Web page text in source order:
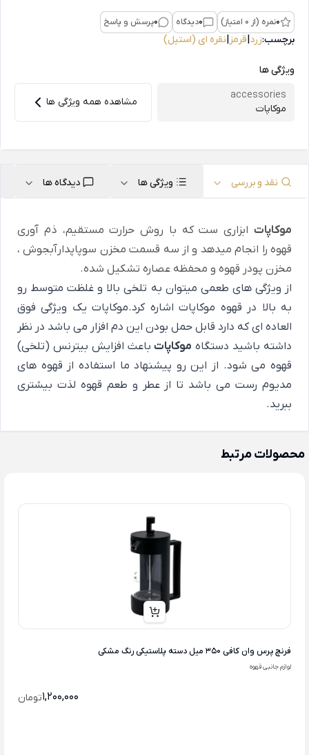
0نمره (از 0 امتیاز) 0دیدگاه 0پرسش و پاسخ
برچسب:زرد قرمز نقره ای (استیل)
ویژگی ها
accessories
موکاپات
مشاهده همه ویژگی ها
نقد و بررسی ویژگی ها دیدگاه ها
موکاپات ابزاری ست که با روش حرارت مستقیم، ذم آوری
قهوه را انجام میدهد و از سه قسمت مخزن سوپاپدارآبجوش ،
مخزن پودر قهوه و محفظه عصاره تشکیل شده.
از ویژگی های طعمی میتوان به تلخی بالا و غلظت متوسط رو
به بالا در قهوه موکاپات اشاره کرد.موکاپات یک ویژگی فوق
العاده ای که دارد قابل حمل بودن این دم افزار می باشد در نظر
داشته باشید دستگاه موکاپات باعث افزایش بیترنس (تلخی)
قهوه می شود. از این رو پیشنهاد ما استفاده از قهوه های
مدیوم رست می باشد تا از عطر و طعم قهوه لذت بیشتری
ببرید.
محصولات مرتبط
فرنچ پرس وان کافی 350 میل دسته پلاستیکی رنگ مشکی
لوازم جانبی قهوه
1,200,000تومان